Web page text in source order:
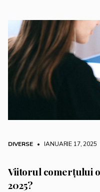
DIVERSE • IANUARIE 17, 2025
Viitorul comerțului
2025?